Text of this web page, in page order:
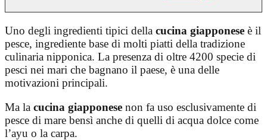
Uno degli ingredienti tipici della cucina giapponese è il
pesce, ingrediente base di molti piatti della tradizione
culinaria nipponica. La presenza di oltre 4200 specie di
pesci nei mari che bagnano il paese, è una delle
motivazioni principali.
Ma la cucina giapponese non fa uso esclusivamente di
pesce di mare bensì anche di quelli di acqua dolce come
l’ayu o la carpa.